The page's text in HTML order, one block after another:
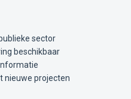
sector
beschikbaar
nieuwe projecten